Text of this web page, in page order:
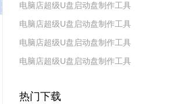
v7.5_2604
电脑店超级U盘启动盘制作工具
v7.5_2602
电脑店超级U盘启动盘制作工具
v7.5_2511
电脑店超级U盘启动盘制作工具
v7.5_2509
电脑店超级U盘启动盘制作工具
热门下载